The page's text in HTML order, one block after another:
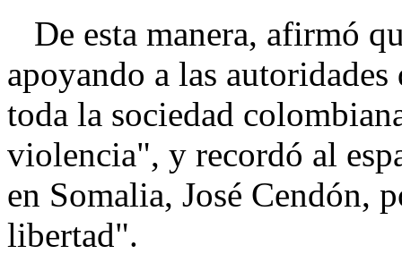
De esta manera, afirmó
apoyando a las
toda la sociedad
violencia", y recordó al
en Somalia, José Cendón,
libertad".